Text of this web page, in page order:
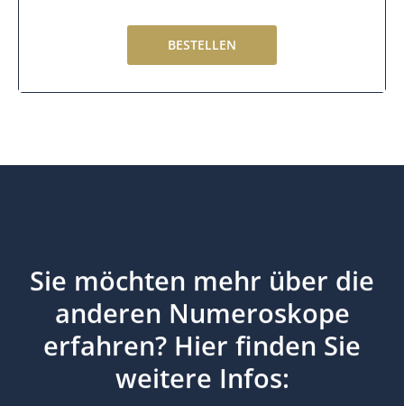
BESTELLEN
Sie möchten mehr über die
anderen Numeroskope
erfahren? Hier finden Sie
weitere Infos: